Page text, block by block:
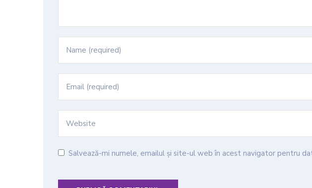
Salvează-mi numele, emailul și site-ul web în acest navigator pentru